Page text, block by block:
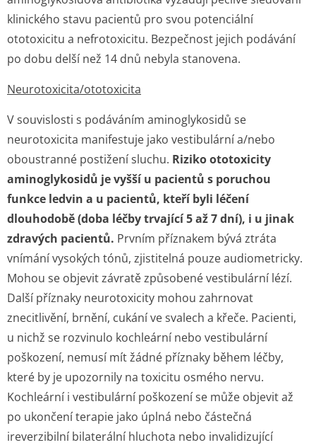
klinického stavu pacientů pro svou potenciální
ototoxicitu a nefrotoxicitu. Bezpečnost jejich podávání
po dobu delší než 14 dnů nebyla stanovena.
Neurotoxicita/o­totoxicita
V souvislosti s podáváním aminoglykosidů se
neurotoxicita manifestuje jako vestibulární a/nebo
oboustranné postižení sluchu. Riziko ototoxicity
aminoglykosidů je vyšší u pacientů s poruchou
funkce ledvin a u pacientů, kteří byli léčení
dlouhodobě (doba léčby trvající 5 až 7 dní), i u jinak
zdravých pacientů. Prvním příznakem bývá ztráta
vnímání vysokých tónů, zjistitelná pouze audiometricky.
Mohou se objevit závratě způsobené vestibulární lézí.
Další příznaky neurotoxicity mohou zahrnovat
znecitlivění, brnění, cukání ve svalech a křeče. Pacienti,
u nichž se rozvinulo kochleární nebo vestibulární
poškození, nemusí mít žádné příznaky během léčby,
které by je upozornily na toxicitu osmého nervu.
Kochleární i vestibulární poškození se může objevit až
po ukončení terapie jako úplná nebo částečná
ireverzibilní bilaterální hluchota nebo invalidizující